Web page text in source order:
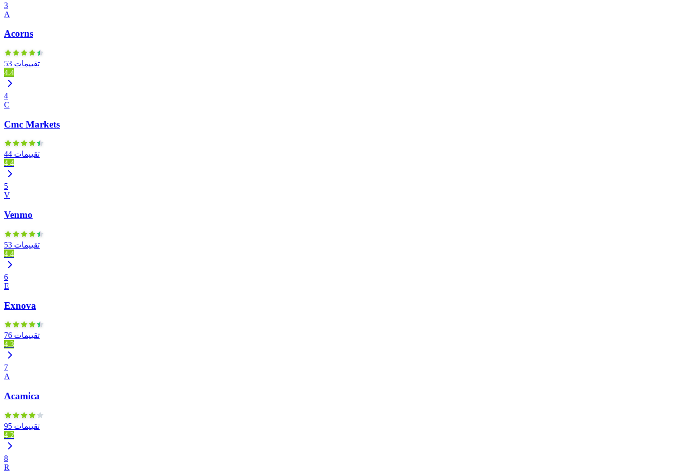
3
A
Acorns
53 تقييمات
4.4
4
C
Cmc Markets
44 تقييمات
4.4
5
V
Venmo
53 تقييمات
4.4
6
E
Exnova
76 تقييمات
4.3
7
A
Acamica
95 تقييمات
4.2
8
R